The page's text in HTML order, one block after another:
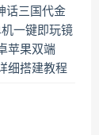
话三国代金
一键即玩镜
苹果双端
细搭建教程